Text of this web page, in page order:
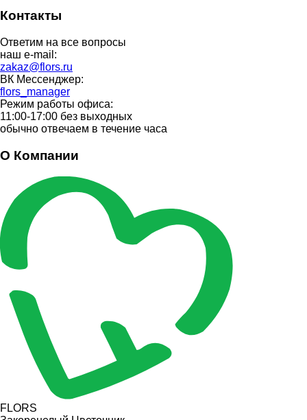
Контакты
Ответим на все вопросы
наш e-mail:
zakaz@flors.ru
ВК Мессенджер:
flors_manager
Режим работы офиса:
11:00-17:00 без выходных
обычно отвечаем в течение часа
О Компании
FLORS